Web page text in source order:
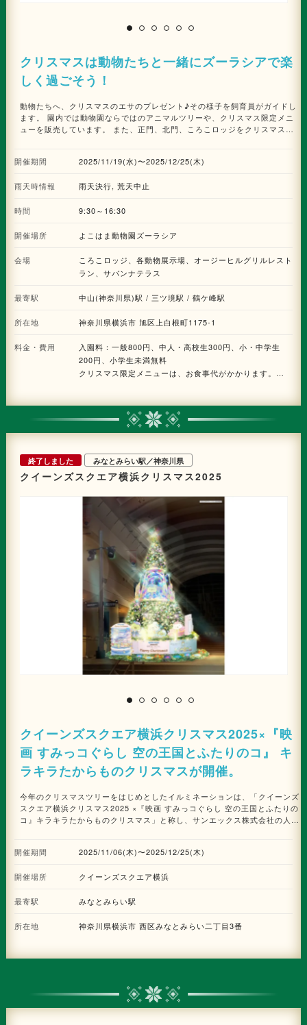
PARTY」 トムとジェリーとの楽しいウィンターパーティー準備をイメージ
したケーキのツリー スカイビルには、トムとジェリーが仲間たちとクリス
リー「Tom and Jerry CHRISTMAS PARTY」が登場します。仲間たちとの
賑やかな時間と、パーティーのわくわくした気持ちが感じられるツリーが楽
しめます。 【場 所】スカイビル 10階 中央広場 ※12月25日(木)までの展示
別展示】 横浜ランドマークタワー69階展望フロア スカイガーデンでは、
「トムとジェリー」の85年にわたる歴史を、世界観を培ってきたサウンドミ
ュージック、キャラクター、USA文化、ストーリー、クラシックコメディー
思わず写真が撮りたくなるスポットが盛りだくさんです。 ※69階展望フロア
日(木)までの実施です。 ■85周年をトムとジェリーと祝うフォトスポット
ます。85周年限定のプレミアムデザインのスポットや、トムとジェリーと一
特別展示します。様々なタッチで描かれた「トムとジェリー」を鑑賞できま
っこをしたような展示スペースも楽しめます。 ■85年の歴史を学ぶヒストリ
ーウォール 85年にわたる「トムとジェリー」の歴史を、アニメーションの
場面写真を通して視覚的に楽しめる特別展示を行います。 ■隠れフォトスポ
フォトスポットとしてスカイガーデンの各所に登場します。スカイガーデン
いかがでしょうか。
クリスマスは動物たちと一緒にズーラシアで楽
しく過ごそう！
動物たちへ、クリスマスのエサのプレゼント♪その様子を飼育員がガイドし
ます。 園内では動物園ならではのアニマルツリーや、クリスマス限定メニ
ューを販売しています。 また、正門、北門、ころこロッジをクリスマスの
開催期間
2025/11/19(水)〜2025/12/25(木)
雨天時情報 雨天決行, 荒天中止
時間 9:30～16:30
開催場所 よこはま動物園ズーラシア
会場
ころこロッジ、各動物展示場、オージーヒルグリルレスト
ラン、サバンナテラス
最寄駅 中山(神奈川県)駅 / 三ツ境駅 / 鶴ケ峰駅
所在地 神奈川県横浜市 旭区上白根町1175-1
料金・費用
入園料：一般800円、中人・高校生300円、小・中学生
200円、小学生未満無料
クリスマス限定メニューは、お食事代がかかります。
バンナテラス：クリスマスマフェ 1380円)
終了しました みなとみらい駅／神奈川県
クイーンズスクエア横浜クリスマス2025
クイーンズスクエア横浜クリスマス2025×『映
画 すみっコぐらし 空の王国とふたりのコ』 キ
ラキラたからものクリスマスが開催。
今年のクリスマスツリーをはじめとしたイルミネーションは、「クイーンズ
スクエア横浜クリスマス2025 ×『映画 すみっコぐらし 空の王国とふたりの
コ』キラキラたからものクリスマス」と称し、サンエックス株式会社の人気
ーをはじめ各所のデザインは、2025年10月31日(金)公開の『映画 すみっコ
に残るあなただけの宝物”になるよう、メッセージを込めた演出をお届けし
っと宝物になる。そんな心ときめくクリスマスを、クイーンズスクエア横浜
クエア横浜クリスマス2025×『映画 すみっコぐらし 空の王国とふたりの
たからものクリスマスツリー 概要 2025年10月31日(金)公開の『映画 すみ
ルデザインが登場します。 シリーズ史上もっとも【あげあげ】な冒険を描
いた本作の世界観をもとに、すみっコたちはもちろん、「おうじ」や「おつ
開催期間 2025/11/06(木)〜2025/12/25(木)
開催場所 クイーンズスクエア横浜
最寄駅 みなとみらい駅
所在地 神奈川県横浜市 西区みなとみらい二丁目3番